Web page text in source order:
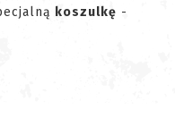
koszulkę -